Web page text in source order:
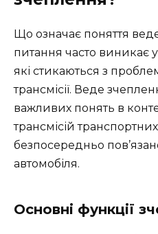
Що означає поняття
питання часто виникає у
які стикаються з
трансмісії. Веде
важливих понять в
трансмісій
безпосередньо
автомобіля.
Основні функції